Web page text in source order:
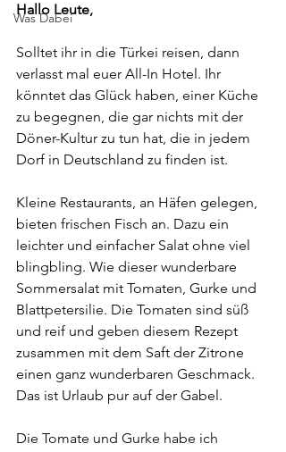
Was Dabei
Hallo Leute,
Solltet ihr in die Türkei reisen, dann
verlasst mal euer All-In Hotel. Ihr
könntet das Glück haben, einer Küche
zu begegnen, die gar nichts mit der
Döner-Kultur zu tun hat, die in jedem
Dorf in Deutschland zu finden ist.
Kleine Restaurants, an Häfen gelegen,
bieten frischen Fisch an. Dazu ein
leichter und einfacher Salat ohne viel
blingbling. Wie dieser wunderbare
Sommersalat mit Tomaten, Gurke und
Blattpetersilie. Die Tomaten sind süß
und reif und geben diesem Rezept
zusammen mit dem Saft der Zitrone
einen ganz wunderbaren Geschmack.
Das ist Urlaub pur auf der Gabel.
Die Tomate und Gurke habe ich